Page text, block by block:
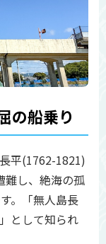
の船乗り
平(1762-1821)
難し、絶海の孤
。「無人島長
として知られ